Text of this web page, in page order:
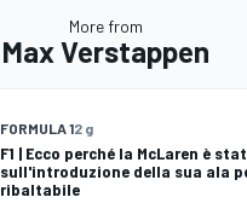
More from
Max Verstappen
FORMULA 12 g
F1 | Ecco perché la McLaren è
sull'introduzione della sua ala
ribaltabile